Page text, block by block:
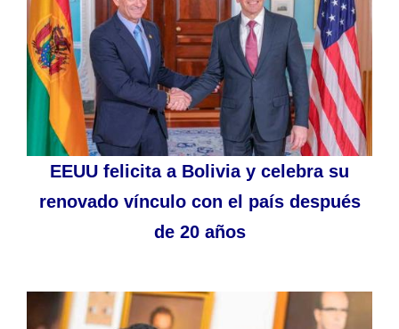
EEUU felicita a Bolivia y celebra su
renovado vínculo con el país después
de 20 años